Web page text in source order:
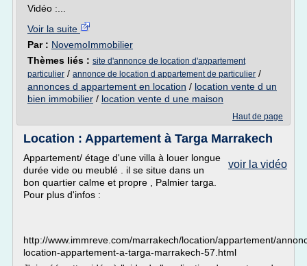
Vidéo :...
Voir la suite
Par : NovemoImmobilier
Thèmes liés : site d'annonce de location d'appartement
particulier / annonce de location d appartement de particulier /
annonces d appartement en location / location vente d un
bien immobilier / location vente d une maison
Haut de page
Location : Appartement à Targa Marrakech
voir la vidéo
Appartement/ étage d'une villa à louer longue
durée vide ou meublé . il se situe dans un
bon quartier calme et propre , Palmier targa.
Pour plus d'infos :
http://www.immreve.com/marrakech/location/appartement/
location-appartement-a-targa-marrakech-57.html